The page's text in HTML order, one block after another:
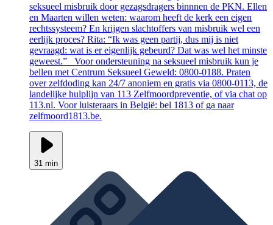
seksueel misbruik door gezagsdragers binnnen de PKN. Ellen
en Maarten willen weten: waarom heeft de kerk een eigen
rechtssysteem? En krijgen slachtoffers van misbruik wel een
eerlijk proces? Rita: “Ik was geen partij, dus mij is niet
gevraagd: wat is er eigenlijk gebeurd? Dat was wel het minste
geweest.” Voor ondersteuning na seksueel misbruik kun je
bellen met Centrum Seksueel Geweld: 0800-0188. Praten
over zelfdoding kan 24/7 anoniem en gratis via 0800-0113, de
landelijke hulplijn van 113 Zelfmoordpreventie, of via chat op
113.nl. Voor luisteraars in België: bel 1813 of ga naar
zelfmoord1813.be.
31 min